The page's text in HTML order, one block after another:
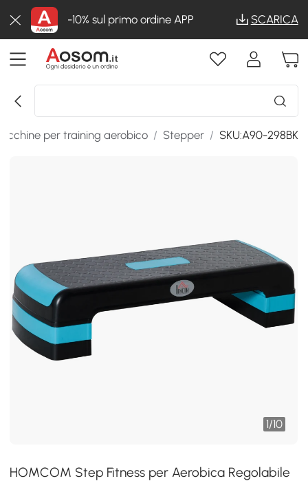
-10% sul primo ordine APP SCARICA
per training aerobico / Stepper / SKU:A90-298BK
1/10
HOMCOM Step Fitness per Aerobica Regolabile